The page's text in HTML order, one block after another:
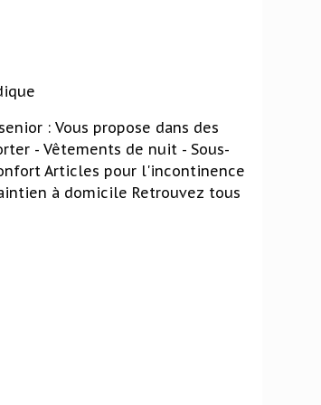
: Vous propose dans des
- Vêtements de nuit - Sous-
Articles pour l'incontinence
à domicile Retrouvez tous